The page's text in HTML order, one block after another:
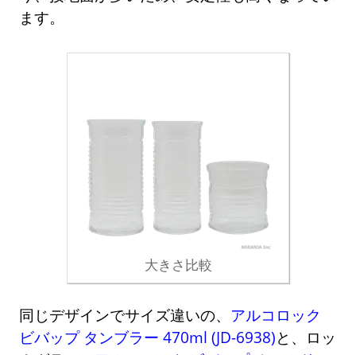
ます。
大きさ比較
同じデザインでサイズ違いの、 アルコロック
ビバップ タンブラー 470ml (JD-6938)と、ロッ